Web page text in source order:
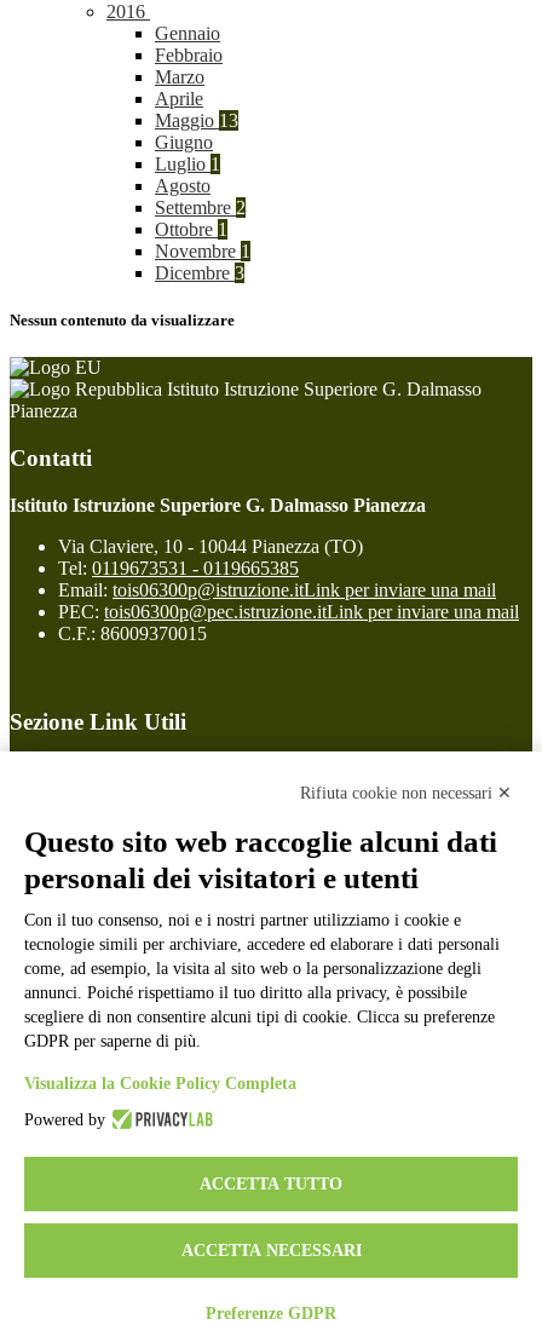
2016
Gennaio
Febbraio
Marzo
Aprile
Maggio 13
Giugno
Luglio 1
Agosto
Settembre 2
Ottobre 1
Novembre 1
Dicembre 3
Nessun contenuto da visualizzare
Istituto Istruzione Superiore G. Dalmasso
Pianezza
Contatti
Istituto Istruzione Superiore G. Dalmasso Pianezza
Via Claviere, 10 - 10044 Pianezza (TO)
Tel: 0119673531 - 0119665385
Email: tois06300p@istruzione.itLink per inviare una mail
PEC: tois06300p@pec.istruzione.itLink per inviare una mail
C.F.: 86009370015
Sezione Link Utili
Ufficio Relazioni con il Pubblico
Dichiarazione di accessibilità
Obiettivi di accessibilità
Gestione consensi cookie
Amministrazione trasparente
Pagina visualizzata
147660volte
Sezione Copyright
Copyright 2026 | Engineered and powered by Gruppo Spaggiari
Parma S.p.A. | Divisione Publishing & New Social Media
Rifiuta cookie non necessari ✕
Questo sito web raccoglie alcuni dati
personali dei visitatori e utenti
Con il tuo consenso, noi e i nostri partner utilizziamo i cookie e
tecnologie simili per archiviare, accedere ed elaborare i dati personali
come, ad esempio, la visita al sito web o la personalizzazione degli
annunci. Poiché rispettiamo il tuo diritto alla privacy, è possibile
scegliere di non consentire alcuni tipi di cookie. Clicca su preferenze
GDPR per saperne di più.
Visualizza la Cookie Policy Completa
Powered by
ACCETTA TUTTO
ACCETTA NECESSARI
Preferenze GDPR